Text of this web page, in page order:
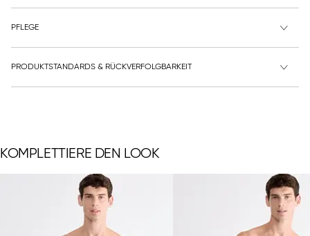
PFLEGE
PRODUKTSTANDARDS & RÜCKVERFOLGBARKEIT
KOMPLETTIERE DEN LOOK